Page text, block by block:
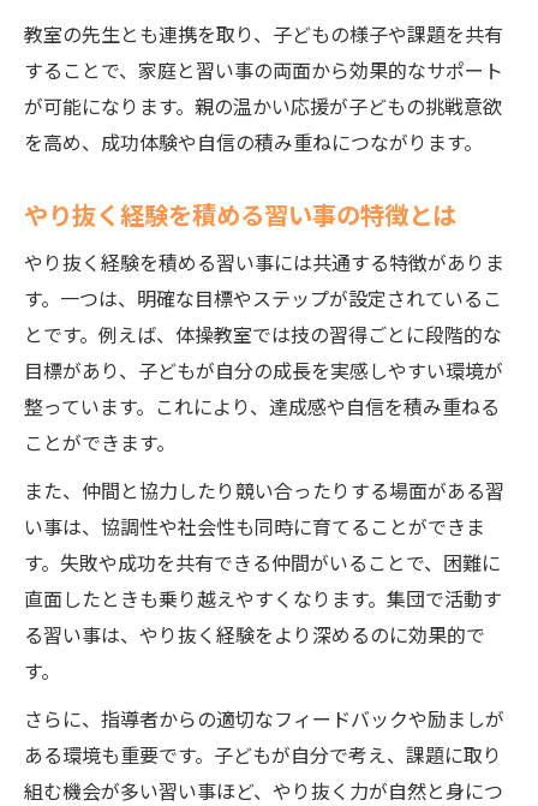
教室の先生とも連携を取り、子どもの様子や課題を共有
することで、家庭と習い事の両面から効果的なサポート
が可能になります。親の温かい応援が子どもの挑戦意欲
を高め、成功体験や自信の積み重ねにつながります。
やり抜く経験を積める習い事の特徴とは
やり抜く経験を積める習い事には共通する特徴がありま
す。一つは、明確な目標やステップが設定されているこ
とです。例えば、体操教室では技の習得ごとに段階的な
目標があり、子どもが自分の成長を実感しやすい環境が
整っています。これにより、達成感や自信を積み重ねる
ことができます。
また、仲間と協力したり競い合ったりする場面がある習
い事は、協調性や社会性も同時に育てることができま
す。失敗や成功を共有できる仲間がいることで、困難に
直面したときも乗り越えやすくなります。集団で活動す
る習い事は、やり抜く経験をより深めるのに効果的で
す。
さらに、指導者からの適切なフィードバックや励ましが
ある環境も重要です。子どもが自分で考え、課題に取り
組む機会が多い習い事ほど、やり抜く力が自然と身につ